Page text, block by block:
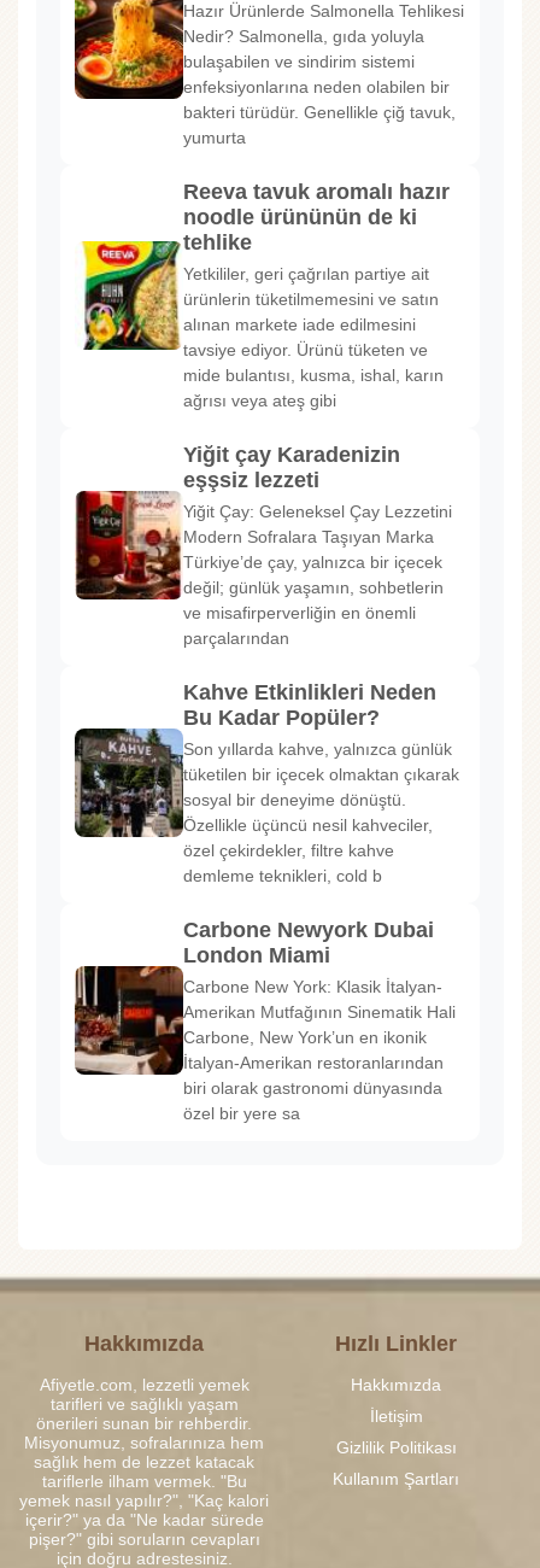
Hazır Ürünlerde Salmonella Tehlikesi
Nedir? Salmonella, gıda yoluyla
bulaşabilen ve sindirim sistemi
enfeksiyonlarına neden olabilen bir
bakteri türüdür. Genellikle çiğ tavuk,
yumurta
Reeva tavuk aromalı hazır
noodle ürününün de ki
tehlike
Yetkililer, geri çağrılan partiye ait
ürünlerin tüketilmemesini ve satın
alınan markete iade edilmesini
tavsiye ediyor. Ürünü tüketen ve
mide bulantısı, kusma, ishal, karın
ağrısı veya ateş gibi
Yiğit çay Karadenizin
eşşsiz lezzeti
Yiğit Çay: Geleneksel Çay Lezzetini
Modern Sofralara Taşıyan Marka
Türkiye’de çay, yalnızca bir içecek
değil; günlük yaşamın, sohbetlerin
ve misafirperverliğin en önemli
parçalarından
Kahve Etkinlikleri Neden
Bu Kadar Popüler?
Son yıllarda kahve, yalnızca günlük
tüketilen bir içecek olmaktan çıkarak
sosyal bir deneyime dönüştü.
Özellikle üçüncü nesil kahveciler,
özel çekirdekler, filtre kahve
demleme teknikleri, cold b
Carbone Newyork Dubai
London Miami
Carbone New York: Klasik İtalyan-
Amerikan Mutfağının Sinematik Hali
Carbone, New York’un en ikonik
İtalyan-Amerikan restoranlarından
biri olarak gastronomi dünyasında
özel bir yere sa
Hakkımızda
Afiyetle.com, lezzetli yemek
tarifleri ve sağlıklı yaşam
önerileri sunan bir rehberdir.
Misyonumuz, sofralarınıza hem
sağlık hem de lezzet katacak
tariflerle ilham vermek. "Bu
yemek nasıl yapılır?", "Kaç kalori
içerir?" ya da "Ne kadar sürede
pişer?" gibi soruların cevapları
için doğru adrestesiniz.
Hızlı Linkler
Hakkımızda
İletişim
Gizlilik Politikası
Kullanım Şartları